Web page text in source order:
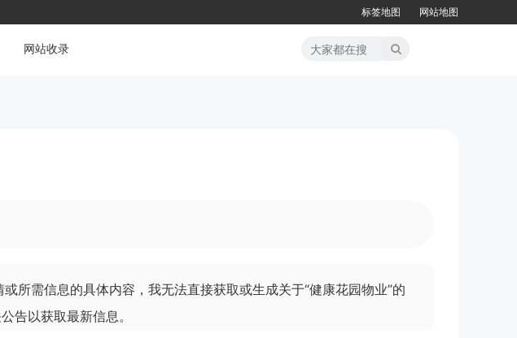
标签地图 网站地图
网站收录
所需信息的具体内容，我无法直接获取或生成关于“健康花园物业”的
告以获取最新信息。